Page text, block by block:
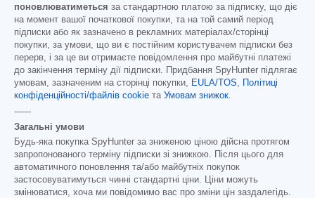
поновлюватиметься за стандартною платою за підписку, що діє
на момент вашої початкової покупки, та на той самий період
підписки або як зазначено в рекламних матеріалах/сторінці
покупки, за умови, що ви є постійним користувачем підписки без
перерв, і за це ви отримаєте повідомлення про майбутні платежі
до закінчення терміну дії підписки. Придбання SpyHunter підлягає
умовам, зазначеним на сторінці покупки,
EULA/TOS
Політиці
конфіденційності/файлів cookie та Умовам знижок
------
Загальні умови
Будь-яка покупка SpyHunter за зниженою ціною дійсна протягом
запропонованого терміну підписки зі знижкою. Після цього для
автоматичного поновлення та/або майбутніх покупок
застосовуватимуться чинні стандартні ціни. Ціни можуть
змінюватися, хоча ми повідомимо вас про зміни цін заздалегідь.